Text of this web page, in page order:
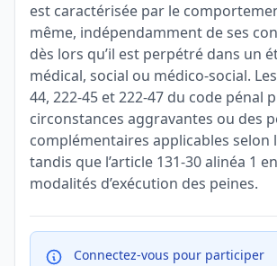
est caractérisée par le
même, indépendamment de ses
dès lors qu’il est perpétré dans un
médical, social ou médico-social.
44, 222-45 et 222-47 du code pénal
circonstances aggravantes ou des
complémentaires applicables selon
tandis que l’article 131-30 alinéa 1
modalités d’exécution des peines.
Connectez-vous pour participer